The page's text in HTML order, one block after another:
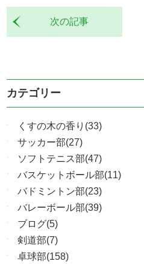
次の記事
カテゴリー
くすの木の香り(33)
サッカー部(27)
ソフトテニス部(47)
バスケットボール部(11)
バドミントン部(23)
バレーボール部(39)
ブログ(5)
剣道部(7)
卓球部(158)